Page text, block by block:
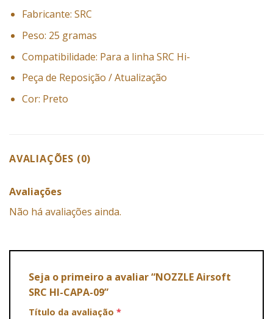
Fabricante: SRC
Peso: 25 gramas
Compatibilidade: Para a linha SRC Hi-
Peça de Reposição / Atualização
Cor: Preto
AVALIAÇÕES (0)
Avaliações
Não há avaliações ainda.
Seja o primeiro a avaliar “NOZZLE Airsoft
SRC HI-CAPA-09”
Título da avaliação *